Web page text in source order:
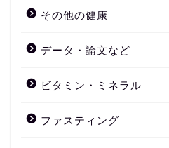
その他の健康
データ・論文など
ビタミン・ミネラル
ファスティング